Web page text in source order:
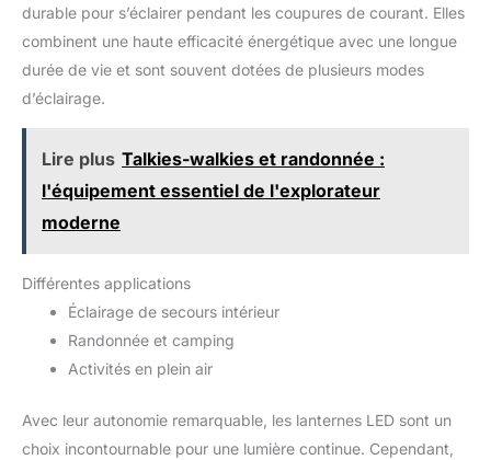
de sacs de fête pour les enfants, les bâtons lumineux du
concerts et les festivals
durable pour s’éclairer pendant les coupures de courant. Elles
combinent une haute efficacité énergétique avec une longue
durée de vie et sont souvent dotées de plusieurs modes
d’éclairage.
Lire plus Talkies-walkies et randonnée :
l'équipement essentiel de l'explorateur
moderne
Différentes applications
Éclairage de secours intérieur
Randonnée et camping
Activités en plein air
Avec leur autonomie remarquable, les lanternes LED sont un
choix incontournable pour une lumière continue. Cependant,